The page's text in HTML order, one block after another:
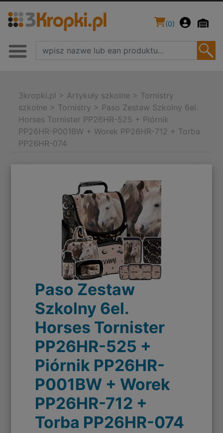
(0)
3kropki.pl > Artykuły szkolne > Tornistry
szkolne > Tornistry > Paso Zestaw Szkolny 6el.
Horses Tornister PP26HR-525 + Piórnik
PP26HR-P001BW + Worek PP26HR-712 + Torba
PP26HR-074
Paso Zestaw
Szkolny 6el.
Horses Tornister
PP26HR-525 +
Piórnik PP26HR-
P001BW + Worek
PP26HR-712 +
Torba PP26HR-074